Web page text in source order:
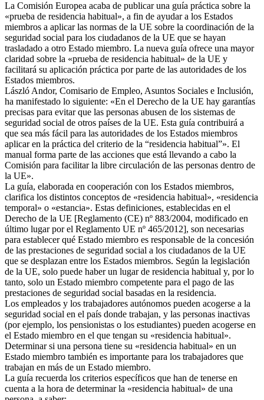
La Comisión Europea acaba de publicar una guía práctica sobre la
«prueba de residencia habitual», a fin de ayudar a los Estados
miembros a aplicar las normas de la UE sobre la coordinación de la
seguridad social para los ciudadanos de la UE que se hayan
trasladado a otro Estado miembro. La nueva guía ofrece una mayor
claridad sobre la «prueba de residencia habitual» de la UE y
facilitará su aplicación práctica por parte de las autoridades de los
Estados miembros.
László Andor, Comisario de Empleo, Asuntos Sociales e Inclusión,
ha manifestado lo siguiente: «En el Derecho de la UE hay garantías
precisas para evitar que las personas abusen de los sistemas de
seguridad social de otros países de la UE. Esta guía contribuirá a
que sea más fácil para las autoridades de los Estados miembros
aplicar en la práctica del criterio de la “residencia habitual”». El
manual forma parte de las acciones que está llevando a cabo la
Comisión para facilitar la libre circulación de las personas dentro de
la UE».
La guía, elaborada en cooperación con los Estados miembros,
clarifica los distintos conceptos de «residencia habitual», «residencia
temporal» o «estancia». Estas definiciones, establecidas en el
Derecho de la UE [Reglamento (CE) nº 883/2004, modificado en
último lugar por el Reglamento UE nº 465/2012], son necesarias
para establecer qué Estado miembro es responsable de la concesión
de las prestaciones de seguridad social a los ciudadanos de la UE
que se desplazan entre los Estados miembros. Según la legislación
de la UE, solo puede haber un lugar de residencia habitual y, por lo
tanto, solo un Estado miembro competente para el pago de las
prestaciones de seguridad social basadas en la residencia.
Los empleados y los trabajadores autónomos pueden acogerse a la
seguridad social en el país donde trabajan, y las personas inactivas
(por ejemplo, los pensionistas o los estudiantes) pueden acogerse en
el Estado miembro en el que tengan su «residencia habitual».
Determinar si una persona tiene su «residencia habitual» en un
Estado miembro también es importante para los trabajadores que
trabajan en más de un Estado miembro.
La guía recuerda los criterios específicos que han de tenerse en
cuenta a la hora de determinar la «residencia habitual» de una